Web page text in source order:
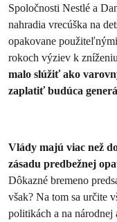
Spoločnosti Nestlé a
nahradia vrecúška na
opakovane
rokoch výziev k
malo slúžiť ako
zaplatiť budúca
Vlády majú viac než
zásadu predbežnej
Dôkazné bremeno
však? Na tom sa určite
politikách a na